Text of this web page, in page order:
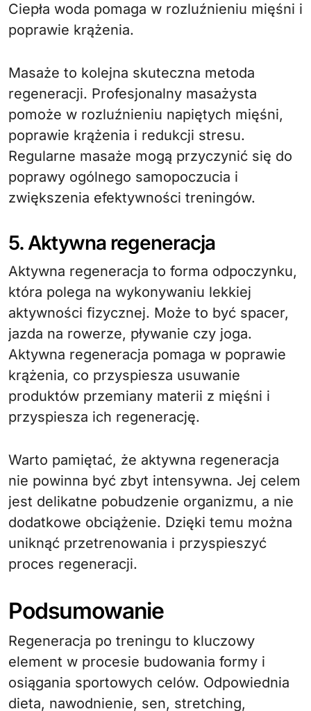
Ciepła woda pomaga w rozluźnieniu mięśni i
poprawie krążenia.
Masaże to kolejna skuteczna metoda
regeneracji. Profesjonalny masażysta
pomoże w rozluźnieniu napiętych mięśni,
poprawie krążenia i redukcji stresu.
Regularne masaże mogą przyczynić się do
poprawy ogólnego samopoczucia i
zwiększenia efektywności treningów.
5. Aktywna regeneracja
Aktywna regeneracja to forma odpoczynku,
która polega na wykonywaniu lekkiej
aktywności fizycznej. Może to być spacer,
jazda na rowerze, pływanie czy joga.
Aktywna regeneracja pomaga w poprawie
krążenia, co przyspiesza usuwanie
produktów przemiany materii z mięśni i
przyspiesza ich regenerację.
Warto pamiętać, że aktywna regeneracja
nie powinna być zbyt intensywna. Jej celem
jest delikatne pobudzenie organizmu, a nie
dodatkowe obciążenie. Dzięki temu można
uniknąć przetrenowania i przyspieszyć
proces regeneracji.
Podsumowanie
Regeneracja po treningu to kluczowy
element w procesie budowania formy i
osiągania sportowych celów. Odpowiednia
dieta, nawodnienie, sen, stretching,